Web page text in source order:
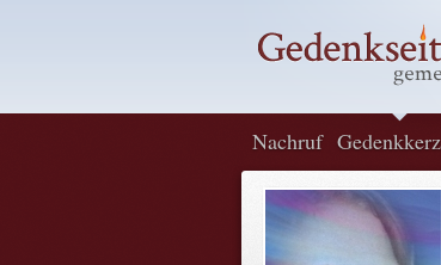
Nachruf